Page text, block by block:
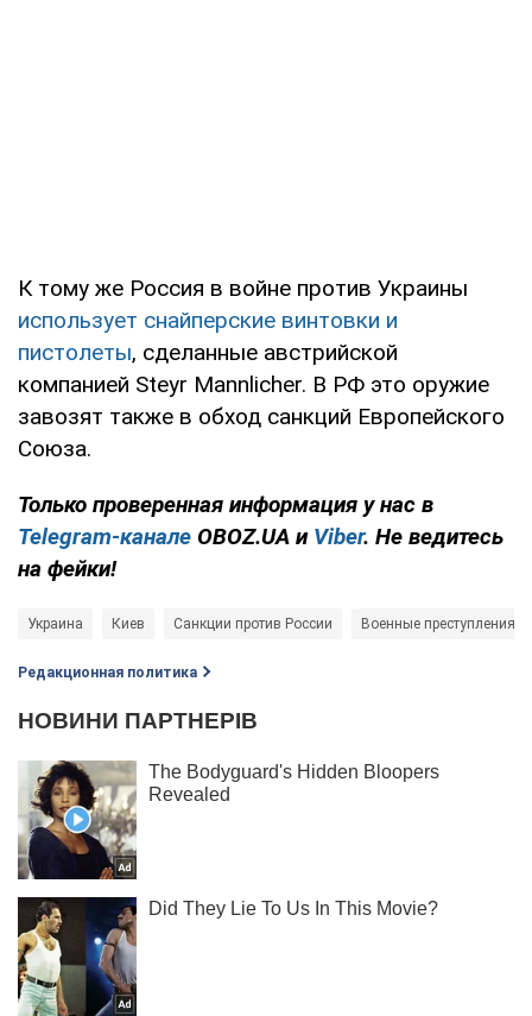
К тому же Россия в войне против Украины
использует снайперские винтовки и
пистолеты, сделанные австрийской
компанией Steyr Mannlicher. В РФ это оружие
завозят также в обход санкций Европейского
Союза.
Только проверенная информация у нас в
Telegram-канале OBOZ.UA и Viber. Не ведитесь
на фейки!
Украина Киев Санкции против России Военные преступления
Редакционная политика